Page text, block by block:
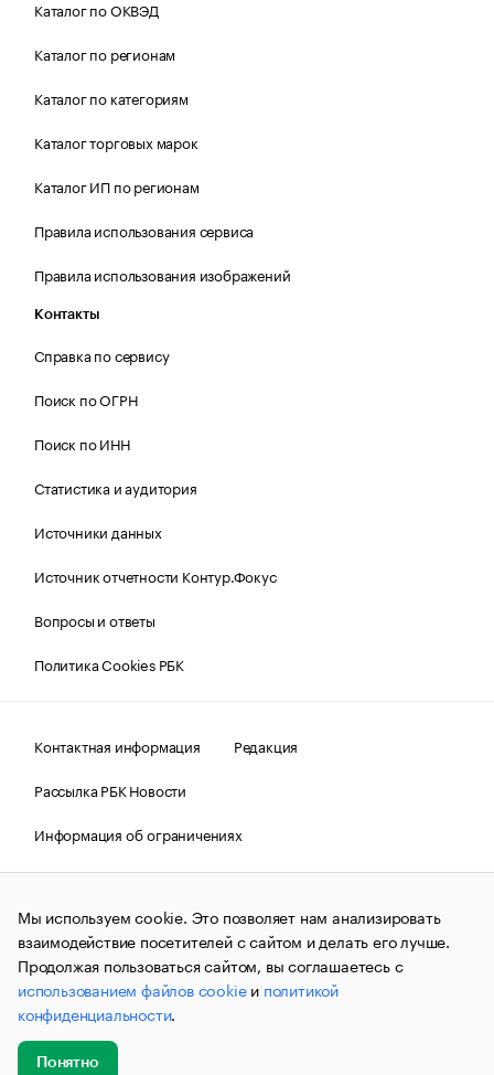
Каталог по ОКВЭД
Каталог по регионам
Каталог по категориям
Каталог торговых марок
Каталог ИП по регионам
Правила использования сервиса
Правила использования изображений
Контакты
Справка по сервису
Поиск по ОГРН
Поиск по ИНН
Статистика и аудитория
Источники данных
Источник отчетности Контур.Фокус
Вопросы и ответы
Политика Cookies РБК
Контактная информация
Редакция
Рассылка РБК Новости
Информация об ограничениях
Правовая информация
О соблюдении авторских прав
© АО «РОСБИЗНЕСКОНСАЛТИНГ»,1995–2026.Сообщения
и материалы информационного агентства «РБК»
(зарегистрировано Федеральной службой по надзору в сфере
связи, информационных технологий и массовых
коммуникаций (Роскомнадзор) 09.12.2015 за номером ИА
№ФС77-63848) сопровождаются пометкой «РБК». Отдельные
публикации могут содержать информацию,
не предназначенную для пользователей
до 18 лет.
Мы используем cookie. Это позволяет нам анализировать
взаимодействие посетителей с сайтом и делать его лучше.
Продолжая пользоваться сайтом, вы соглашаетесь с
использованием файлов cookieи политикой
конфиденциальности.
Понятно